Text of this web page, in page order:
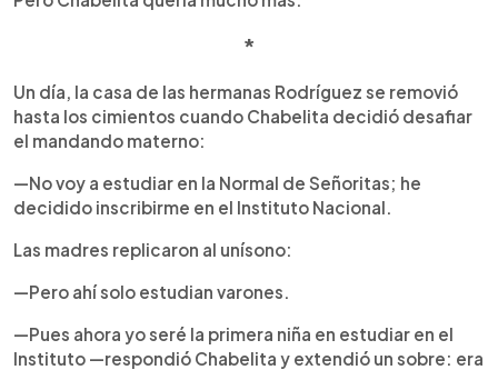
*
Un día, la casa de las hermanas Rodríguez se removió
hasta los cimientos cuando Chabelita decidió desafiar
el mandando materno:
—No voy a estudiar en la Normal de Señoritas; he
decidido inscribirme en el Instituto Nacional.
Las madres replicaron al unísono:
—Pero ahí solo estudian varones.
—Pues ahora yo seré la primera niña en estudiar en el
Instituto —respondió Chabelita y extendió un sobre: era